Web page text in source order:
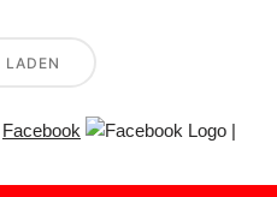
LADEN
Facebook
|